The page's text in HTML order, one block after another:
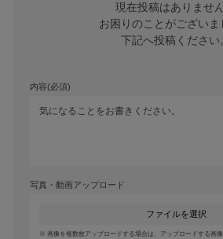
現在投稿はありません
お困りのことがございま
下記へ投稿ください
内容(必須)
写真・動画アップロード
ファイルを選択
画像を複数枚アップロードする場合は、アップロードする画